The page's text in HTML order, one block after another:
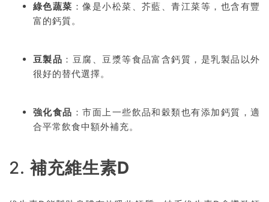
綠色蔬菜 ：像是小松菜、芥藍、青江菜等，也含有豐
富的鈣質。
豆製品 ：豆腐、豆漿等食品富含鈣質，是乳製品以外
很好的替代選擇。
強化食品 ：市面上一些飲品和穀類也有添加鈣質，適
合平常飲食中額外補充。
2.補充維生素D